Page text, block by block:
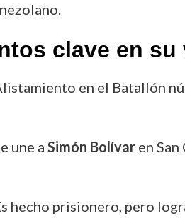
clave en su
en el Batallón
une a Simón Bolívaren San
hecho prisionero, pero